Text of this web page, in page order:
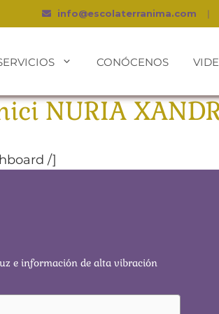
info@escolaterranima.com |
CONÓCENOS
NURIA
/]
e información de alta vibración